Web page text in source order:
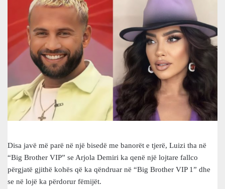
Disa javë më parë në një bisedë me banorët e tjerë, Luizi tha në
“Big Brother VIP” se Arjola Demiri ka qenë një lojtare fallco
përgjatë gjithë kohës që ka qëndruar në “Big Brother VIP 1” dhe
se në lojë ka përdorur fëmijët.